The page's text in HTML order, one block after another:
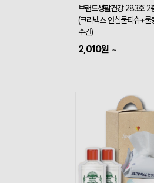
브랜드생활건강 283호 2
(크리넥스 안심물티슈+쿨
수건)
2,010원 ~